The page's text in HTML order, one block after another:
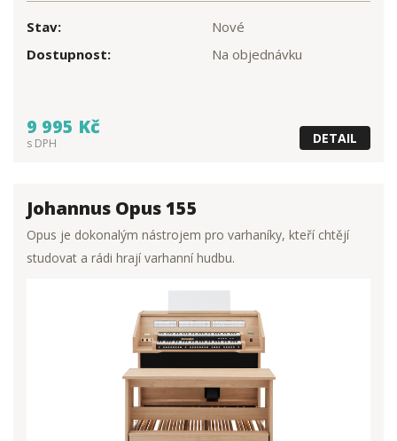
Stav:
Nové
Dostupnost:
Na objednávku
9 995 Kč
s DPH DETAIL
Johannus Opus 155
Opus je dokonalým nástrojem pro varhaníky, kteří chtějí
studovat a rádi hrají varhanní hudbu.